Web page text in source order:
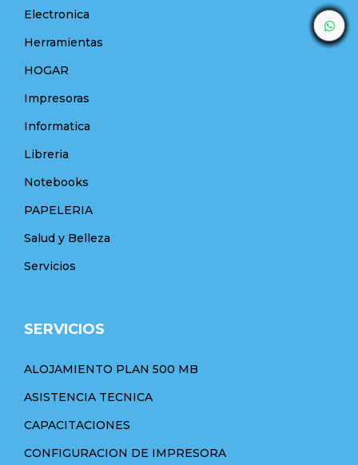
Electronica
Herramientas
HOGAR
Impresoras
Informatica
Libreria
Notebooks
PAPELERIA
Salud y Belleza
Servicios
SERVICIOS
ALOJAMIENTO PLAN 500 MB
ASISTENCIA TECNICA
CAPACITACIONES
CONFIGURACION DE IMPRESORA